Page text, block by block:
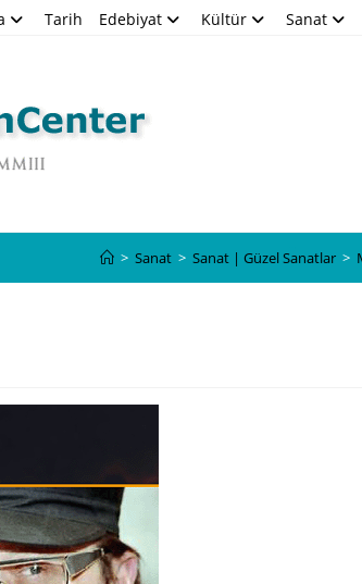
Tarih Edebiyat Kültür Sanat
> Sanat > Sanat | Güzel Sanatlar >